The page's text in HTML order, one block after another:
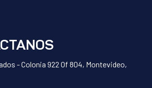
- Colonia 922 Of 804, Montevideo,